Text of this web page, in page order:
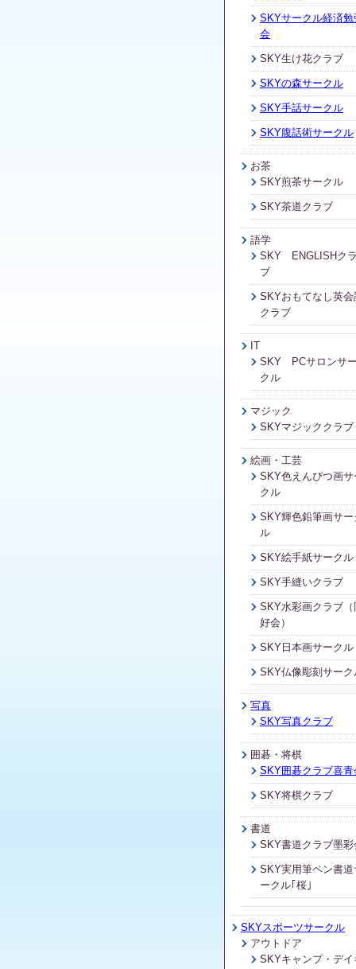
SKYサークル経済勉
会
SKY生け花クラブ
SKYの森サークル
SKY手話サークル
SKY腹話術サークル
お茶
SKY煎茶サークル
SKY茶道クラブ
語学
SKY ENGLISHクラ
ブ
SKYおもてなし英会
クラブ
IT
SKY PCサロンサー
クル
マジック
SKYマジッククラブ
絵画・工芸
SKY色えんぴつ画サ
クル
SKY輝色鉛筆画サー
ル
SKY絵手紙サークル
SKY手縫いクラブ
SKY水彩画クラブ（
好会）
SKY日本画サークル
SKY仏像彫刻サーク
写真
SKY写真クラブ
囲碁・将棋
SKY囲碁クラブ喜青
SKY将棋クラブ
書道
SKY書道クラブ墨彩
SKY実用筆ペン書道
ークル｢桜｣
SKYスポーツサークル
アウトドア
SKYキャンプ・デイ